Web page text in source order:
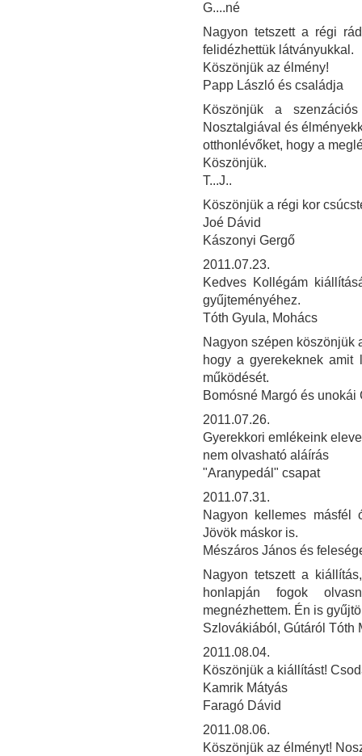
G....né
Nagyon tetszett a régi
felidézhettük látványukkal.
Köszönjük az élmény!
Papp László és családja
Köszönjük a
Nosztalgiával és
otthonlévőket, hogy a
Köszönjük.
T...J..
Köszönjük a régi kor
Joé Dávid
Kászonyi Gergő
2011.07.23.
Kedves Kollégám
gyűjteményéhez.
Tóth Gyula, Mohács
Nagyon szépen köszönjük
hogy a gyerekeknek amit
működését.
Bomósné Margó és
2011.07.26.
Gyerekkori emlékeink
nem olvasható aláírás
"Aranypedál" csapat
2011.07.31.
Nagyon kellemes másfél
Jövök máskor is.
Mészáros János és
Nagyon tetszett a
honlapján fogok
megnézhettem. Én is
Szlovákiából, Gútáról Tóth
2011.08.04.
Köszönjük a kiállítást!
Kamrik Mátyás
Faragó Dávid
2011.08.06.
Köszönjük az élményt!